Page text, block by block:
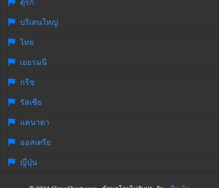
บริเตนใหญ่
ไทย
เยอรมนี
กรีซ
รัสเซีย
แคนาดา
ออสเตรีย
ญี่ปุ่น